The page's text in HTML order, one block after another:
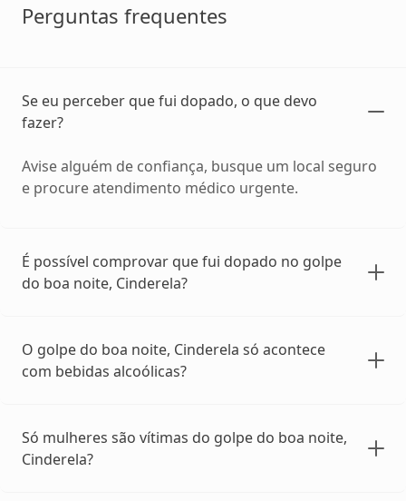
Perguntas frequentes
Se eu perceber que fui dopado, o que devo
fazer?
Avise alguém de confiança, busque um local seguro
e procure atendimento médico urgente.
É possível comprovar que fui dopado no golpe
do boa noite, Cinderela?
O golpe do boa noite, Cinderela só acontece
com bebidas alcoólicas?
Só mulheres são vítimas do golpe do boa noite,
Cinderela?